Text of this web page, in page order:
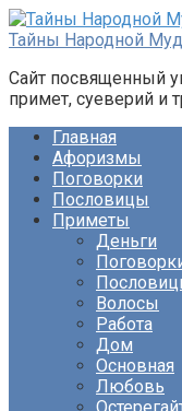
Перейти
к
Тайны Народной
Сайт посвященный
примет, суеверий и
Главная
Афоризмы
Поговорки
Пословицы
Приметы
Деньги
Волосы
Работа
Дом
Основная
Любовь